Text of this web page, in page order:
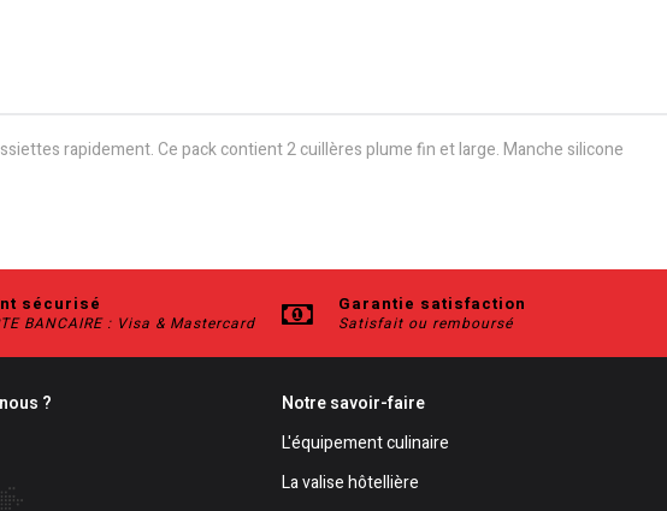
rapidement. Ce pack contient 2 cuillères plume fin et large. Manche silicone
sécurisé
BANCAIRE : Visa & Mastercard
Garantie satisfaction
Satisfait ou remboursé
?
Notre savoir-faire
L'équipement culinaire
La valise hôtellière